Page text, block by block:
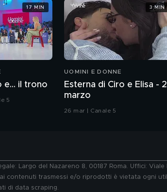
e... il trono
5
17 MIN
UOMINI E DONNE
Esterna di Ciro e Elisa -
marzo
26 mar | Canale 5
3 MIN
Largo del Nazareno 8, 00187 Roma. Uffici:
contenuti trasmessi e/o riprodotti è vietata ogni
di data scraping.